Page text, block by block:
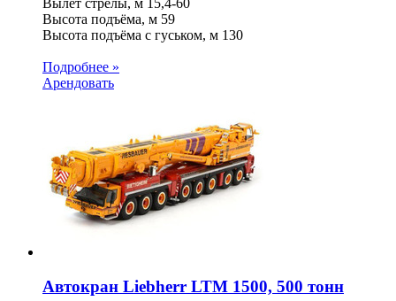
Вылет стрелы, м 15,4-60
Высота подъёма, м 59
Высота подъёма с гуськом, м 130
Подробнее »
Арендовать
Автокран Liebherr LTM 1500, 500 тонн